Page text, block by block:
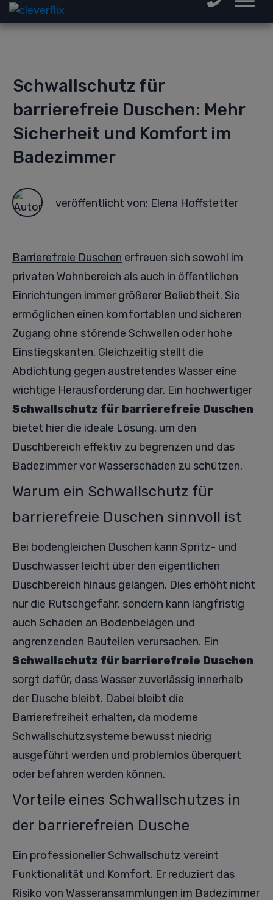
Schwallschutz für
barrierefreie Duschen: Mehr
Sicherheit und Komfort im
Badezimmer
veröffentlicht von: Elena Hoffstetter
Barrierefreie Duschen erfreuen sich sowohl im
privaten Wohnbereich als auch in öffentlichen
Einrichtungen immer größerer Beliebtheit. Sie
ermöglichen einen komfortablen und sicheren
Zugang ohne störende Schwellen oder hohe
Einstiegskanten. Gleichzeitig stellt die
Abdichtung gegen austretendes Wasser eine
wichtige Herausforderung dar. Ein hochwertiger
Schwallschutz für barrierefreie Duschen
bietet hier die ideale Lösung, um den
Duschbereich effektiv zu begrenzen und das
Badezimmer vor Wasserschäden zu schützen.
Warum ein Schwallschutz für
barrierefreie Duschen sinnvoll ist
Bei bodengleichen Duschen kann Spritz- und
Duschwasser leicht über den eigentlichen
Duschbereich hinaus gelangen. Dies erhöht nicht
nur die Rutschgefahr, sondern kann langfristig
auch Schäden an Bodenbelägen und
angrenzenden Bauteilen verursachen. Ein
Schwallschutz für barrierefreie Duschen
sorgt dafür, dass Wasser zuverlässig innerhalb
der Dusche bleibt. Dabei bleibt die
Barrierefreiheit erhalten, da moderne
Schwallschutzsysteme bewusst niedrig
ausgeführt werden und problemlos überquert
oder befahren werden können.
Vorteile eines Schwallschutzes in
der barrierefreien Dusche
Ein professioneller Schwallschutz vereint
Funktionalität und Komfort. Er reduziert das
Risiko von Wasseransammlungen im Badezimmer